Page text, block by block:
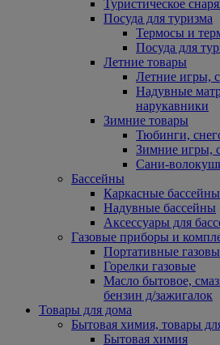
Туристическое
Посуда для туризма
Термосы и
Посуда для
Летние товары
Летние игры,
Надувные
нарукавники
Зимние товары
Тюбинги,
Зимние игры,
Сани-
Бассейны
Каркасные бассейны
Надувные бассейны
Аксессуары для
Газовые приборы и
Портативные
Горелки газовые
Масло бытовое,
бензин д/зажигалок
Товары для дома
Бытовая химия, товары
Бытовая химия